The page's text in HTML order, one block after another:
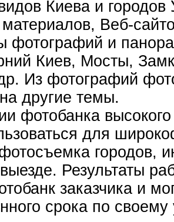
Киева и городов
Веб-
фотографий и
Киев, Мосты,
Из фотографий
другие темы.
фотобанка
для
городов,
Результаты
заказчика и
срока по